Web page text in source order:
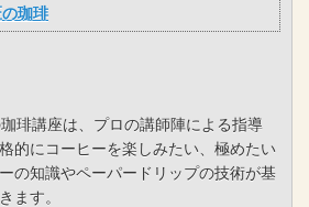
珈琲
琲講座は、プロの講師陣による指導
的にコーヒーを楽しみたい、極めたい
の知識やペーパードリップの技術が基
ます。